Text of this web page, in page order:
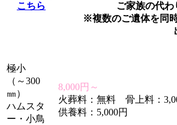
ご家族の代わ
※複数のご遺体を同
極小
（～300
㎜）
ハムスタ
ー・小鳥
8,000円～
火葬料：無料 骨上料：
供養料：5,000円